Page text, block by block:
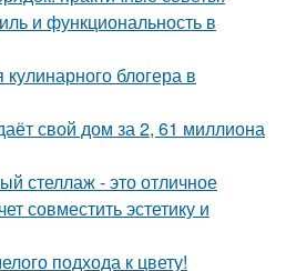
и функциональность в
кулинарного блогера в
свой дом за 2, 61 миллиона
стеллаж - это отличное
совместить эстетику и
подхода к цвету!